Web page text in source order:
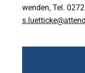
wenden, Tel.